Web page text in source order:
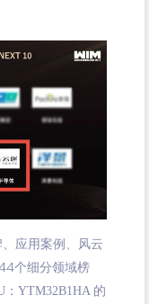
应用案例、风云
个细分领域榜
：YTM32B1HA 的